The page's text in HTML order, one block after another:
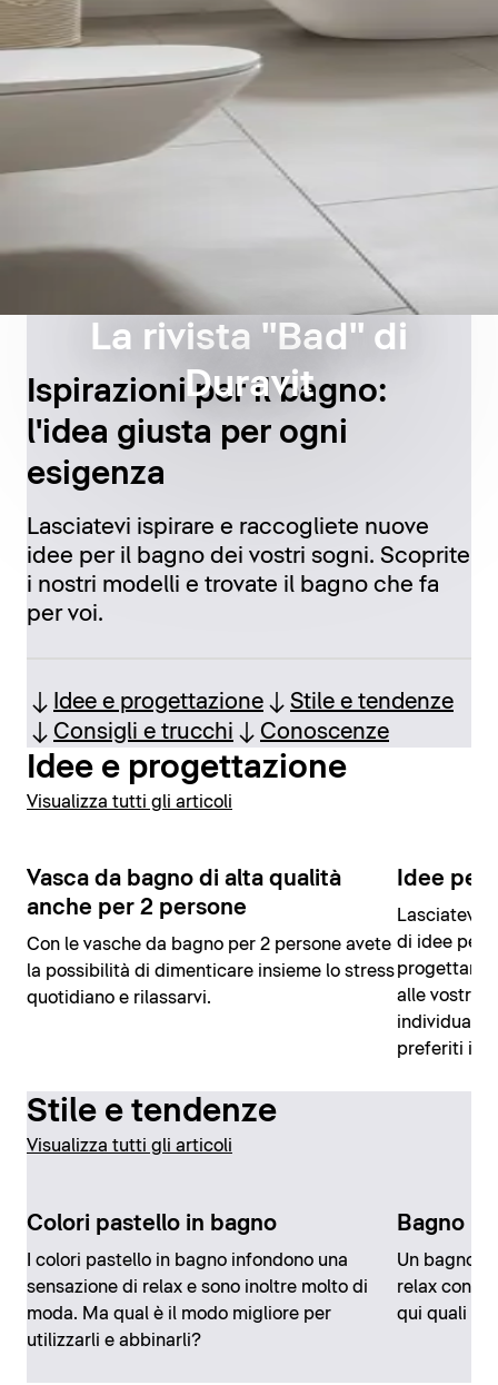
La rivista "Bad" di
Duravit
Ispirazioni per il bagno:
l'idea giusta per ogni
esigenza
Lasciatevi ispirare e raccogliete nuove
idee per il bagno dei vostri sogni. Scoprite
i nostri modelli e trovate il bagno che fa
per voi.
Idee e progettazione
Stile e tendenze
Consigli e trucchi
Conoscenze
Idee e progettazione
Visualizza tutti gli articoli
Vasca da bagno di alta qualità
anche per 2 persone
Con le vasche da bagno per 2 persone avete
la possibilità di dimenticare insieme lo stress
quotidiano e rilassarvi.
Idee per
Lasciatevi
di idee per
progettare
alle vostre
individuali
preferiti in
Stile e tendenze
Visualizza tutti gli articoli
Colori pastello in bagno
I colori pastello in bagno infondono una
sensazione di relax e sono inoltre molto di
moda. Ma qual è il modo migliore per
utilizzarli e abbinarli?
Bagno
Un bagno
relax con
qui quali